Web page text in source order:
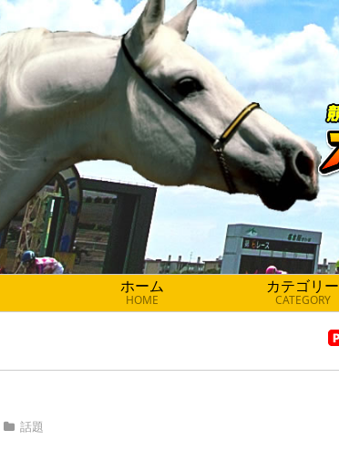
ホーム
HOME
カテゴリー
CATEGORY
話題